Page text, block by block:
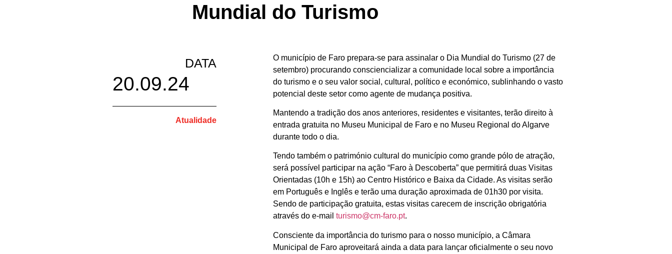
Mundial do Turismo
DATA
20.09.24
Atualidade
O município de Faro prepara-se para assinalar o Dia Mundial do Turismo (27 de
setembro) procurando consciencializar a comunidade local sobre a importância
do turismo e o seu valor social, cultural, político e económico, sublinhando o vasto
potencial deste setor como agente de mudança positiva.
Mantendo a tradição dos anos anteriores, residentes e visitantes, terão direito à
entrada gratuita no Museu Municipal de Faro e no Museu Regional do Algarve
durante todo o dia.
Tendo também o património cultural do município como grande pólo de atração,
será possível participar na ação “Faro à Descoberta” que permitirá duas Visitas
Orientadas (10h e 15h) ao Centro Histórico e Baixa da Cidade. As visitas serão
em Português e Inglês e terão uma duração aproximada de 01h30 por visita.
Sendo de participação gratuita, estas visitas carecem de inscrição obrigatória
através do e-mailturismo@cm-faro.pt.
Consciente da importância do turismo para o nosso município, a Câmara
Municipal de Faro aproveitará ainda a data para lançar oficialmente o seu novo